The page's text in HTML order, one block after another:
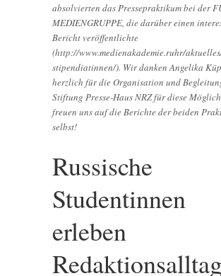
absolvierten das Pressepraktikum bei der
MEDIENGRUPPE, die darüber einen
Bericht veröffentlichte
(http://www.medienakademie.ruhr/
stipendiatinnen/). Wir danken Angelika
herzlich für die Organisation und
Stiftung Presse-Haus NRZ für diese
freuen uns auf die Berichte der beiden
selbst!
Russische
Studentinnen
erleben
Redaktionsalltag